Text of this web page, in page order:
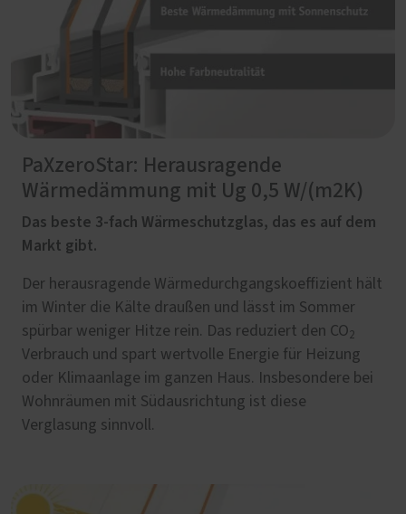
PaXzeroStar: Herausragende
Wärmedämmung mit Ug 0,5 W/(m2K)
Das beste 3-fach Wärmeschutzglas, das es auf dem
Markt gibt.
Der herausragende Wärmedurchgangskoeffizient hält
im Winter die Kälte draußen und lässt im Sommer
spürbar weniger Hitze rein. Das reduziert den CO2
Verbrauch und spart wertvolle Energie für Heizung
oder Klimaanlage im ganzen Haus. Insbesondere bei
Wohnräumen mit Südausrichtung ist diese
Verglasung sinnvoll.